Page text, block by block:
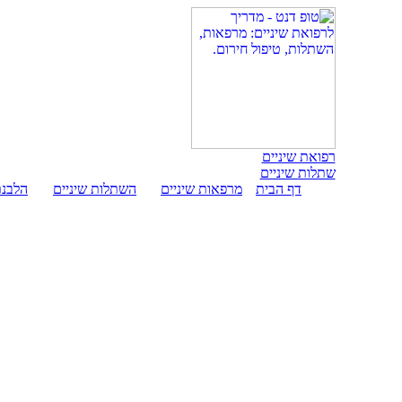
רפואת שיניים
שתלות שיניים
דף הבית
מרפאות שיניים השתלות שיניים